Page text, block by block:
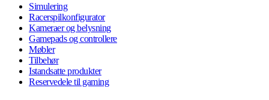
Simulering
Racerspilkonfigurator
Kameraer og belysning
Gamepads og controllere
Møbler
Tilbehør
Istandsatte produkter
Reservedele til gaming